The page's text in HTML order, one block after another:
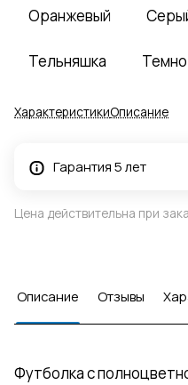
Оранжевый
Тельняшка
ХарактеристикиОписание
Гарантия 5 лет
Цена действительна при
Описание Отзывы
Футболка с